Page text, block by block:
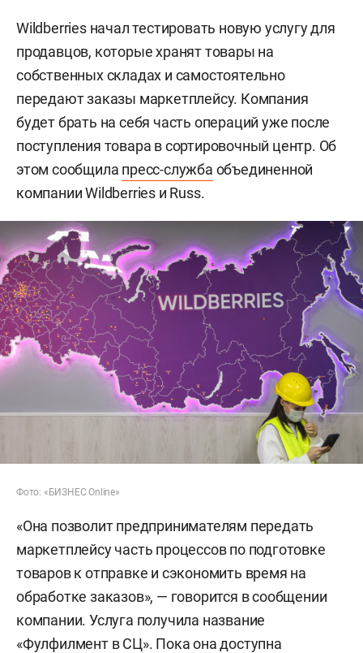
Wildberries начал тестировать новую услугу для
продавцов, которые хранят товары на
собственных складах и самостоятельно
передают заказы маркетплейсу. Компания
будет брать на себя часть операций уже после
поступления товара в сортировочный центр. Об
этом сообщила пресс-служба объединенной
компании Wildberries и Russ.
Фото: «БИЗНЕС Online»
«Она позволит предпринимателям передать
маркетплейсу часть процессов по подготовке
товаров к отправке и сэкономить время на
обработке заказов», — говорится в сообщении
компании. Услуга получила название
«Фулфилмент в СЦ». Пока она доступна